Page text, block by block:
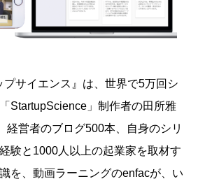
プサイエンス』は、 世界で5万回シ
StartupScience」制作者の田所雅
経営者のブログ500本、自身のシリ
験と1000人以上の起業家を取材す
を、動画ラーニングのenfacが、い